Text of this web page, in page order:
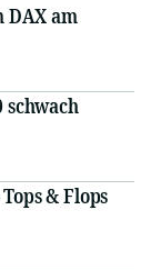
am
schwach
& Flops